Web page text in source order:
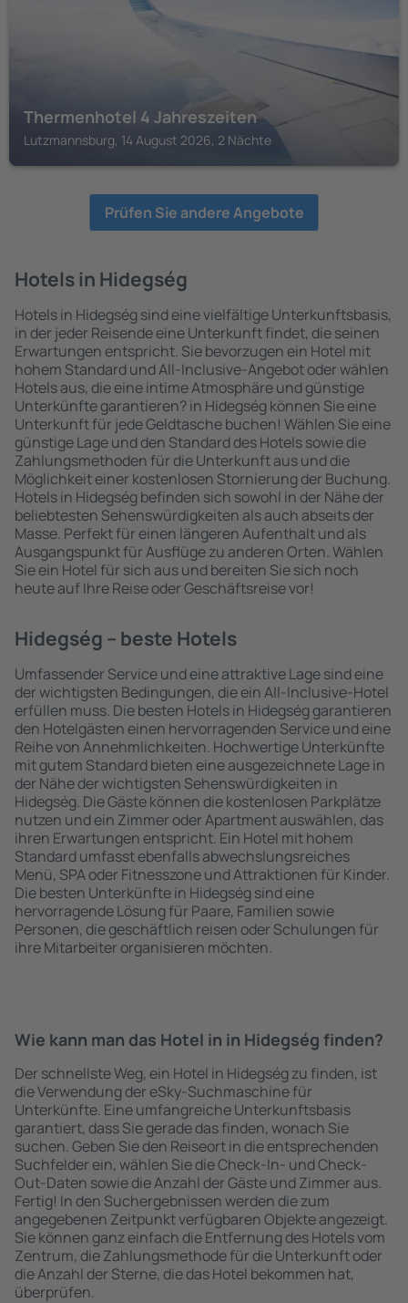
Thermenhotel 4 Jahreszeiten
Lutzmannsburg, 14 August 2026, 2 Nächte
Prüfen Sie andere Angebote
Hotels in Hidegség
Hotels in Hidegség sind eine vielfältige Unterkunftsbasis,
in der jeder Reisende eine Unterkunft findet, die seinen
Erwartungen entspricht. Sie bevorzugen ein Hotel mit
hohem Standard und All-Inclusive-Angebot oder wählen
Hotels aus, die eine intime Atmosphäre und günstige
Unterkünfte garantieren? in Hidegség können Sie eine
Unterkunft für jede Geldtasche buchen! Wählen Sie eine
günstige Lage und den Standard des Hotels sowie die
Zahlungsmethoden für die Unterkunft aus und die
Möglichkeit einer kostenlosen Stornierung der Buchung.
Hotels in Hidegség befinden sich sowohl in der Nähe der
beliebtesten Sehenswürdigkeiten als auch abseits der
Masse. Perfekt für einen längeren Aufenthalt und als
Ausgangspunkt für Ausflüge zu anderen Orten. Wählen
Sie ein Hotel für sich aus und bereiten Sie sich noch
heute auf Ihre Reise oder Geschäftsreise vor!
Hidegség – beste Hotels
Umfassender Service und eine attraktive Lage sind eine
der wichtigsten Bedingungen, die ein All-Inclusive-Hotel
erfüllen muss. Die besten Hotels in Hidegség garantieren
den Hotelgästen einen hervorragenden Service und eine
Reihe von Annehmlichkeiten. Hochwertige Unterkünfte
mit gutem Standard bieten eine ausgezeichnete Lage in
der Nähe der wichtigsten Sehenswürdigkeiten in
Hidegség. Die Gäste können die kostenlosen Parkplätze
nutzen und ein Zimmer oder Apartment auswählen, das
ihren Erwartungen entspricht. Ein Hotel mit hohem
Standard umfasst ebenfalls abwechslungsreiches
Menü, SPA oder Fitnesszone und Attraktionen für Kinder.
Die besten Unterkünfte in Hidegség sind eine
hervorragende Lösung für Paare, Familien sowie
Personen, die geschäftlich reisen oder Schulungen für
ihre Mitarbeiter organisieren möchten.
Wie kann man das Hotel in in Hidegség finden?
Der schnellste Weg, ein Hotel in Hidegség zu finden, ist
die Verwendung der eSky-Suchmaschine für
Unterkünfte. Eine umfangreiche Unterkunftsbasis
garantiert, dass Sie gerade das finden, wonach Sie
suchen. Geben Sie den Reiseort in die entsprechenden
Suchfelder ein, wählen Sie die Check-In- und Check-
Out-Daten sowie die Anzahl der Gäste und Zimmer aus.
Fertig! In den Suchergebnissen werden die zum
angegebenen Zeitpunkt verfügbaren Objekte angezeigt.
Sie können ganz einfach die Entfernung des Hotels vom
Zentrum, die Zahlungsmethode für die Unterkunft oder
die Anzahl der Sterne, die das Hotel bekommen hat,
überprüfen.